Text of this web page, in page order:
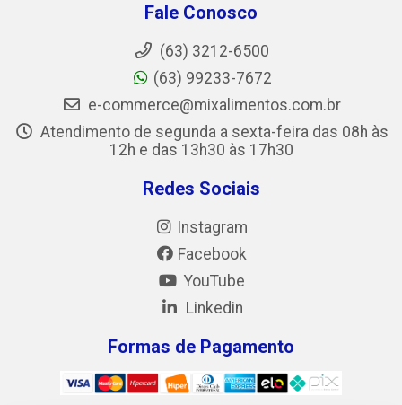
Fale Conosco
(63) 3212-6500
(63) 99233-7672
e-commerce@mixalimentos.com.br
Atendimento de segunda a sexta-feira das 08h às
12h e das 13h30 às 17h30
Redes Sociais
Instagram
Facebook
YouTube
Linkedin
Formas de Pagamento